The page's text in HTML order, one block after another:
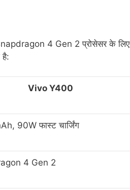
4 Gen 2 प्रोसेसर के लिए
है:
Vivo Y400
90W फास्ट चार्जिंग
4 Gen 2